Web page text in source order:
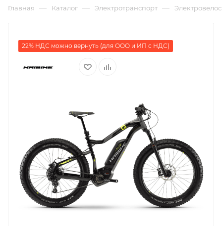
Главная — Каталог — Электротранспорт —
22% НДС можно вернуть (для ООО и ИП с НДС)